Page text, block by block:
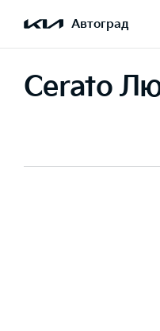
Автоград
Cerato